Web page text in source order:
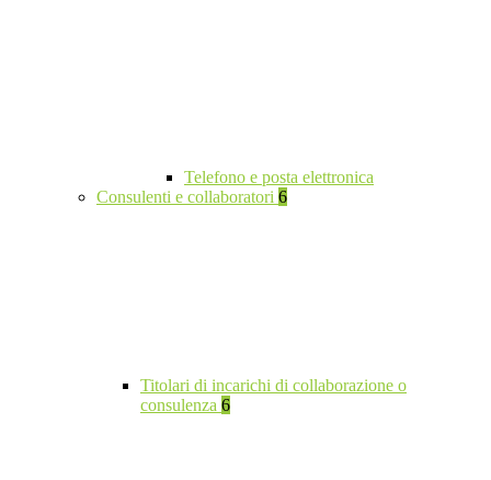
Telefono e posta elettronica
Consulenti e collaboratori 6
Titolari di incarichi di collaborazione o
consulenza 6